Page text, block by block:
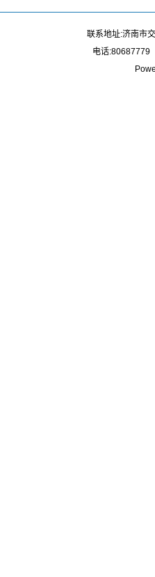
联系地址:济南市
电话:80687779